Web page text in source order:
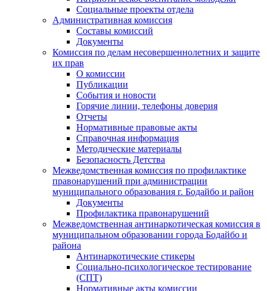
Социальные проекты отдела
Административная комиссия
Составы комиссий
Документы
Комиссия по делам несовершеннолетних и защите
их прав
О комиссии
Публикации
События и новости
Горячие линии, телефоны доверия
Отчеты
Нормативные правовые акты
Справочная информация
Методические материалы
Безопасность Детства
Межведомственная комиссия по профилактике
правонарушений при администрации
муниципального образования г. Бодайбо и район
Документы
Профилактика правонарушений
Межведомственная антинаркотическая комиссия в
муниципальном образовании города Бодайбо и
района
Антинаркотические стикеры
Социально-психологическое тестирование
(СПТ)
Нормативные акты комиссии